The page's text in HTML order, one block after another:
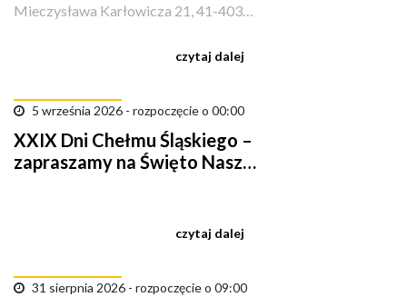
Mieczysława Karłowicza 21, 41-403
czytaj dalej
5 września 2026 - rozpoczęcie o 00:00
XXIX Dni Chełmu Śląskiego –
zapraszamy na Święto Naszej
czytaj dalej
31 sierpnia 2026 - rozpoczęcie o 09:00